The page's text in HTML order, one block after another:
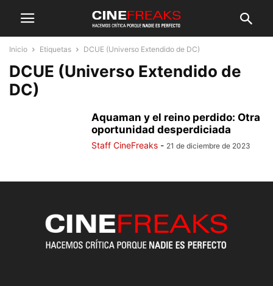
Inicio Etiquetas DCUE (Universo Extendido de DC)
DCUE (Universo Extendido de
DC)
Aquaman y el reino perdido: Otra
oportunidad desperdiciada
Staff CineFreaks - 21 de diciembre de 2023